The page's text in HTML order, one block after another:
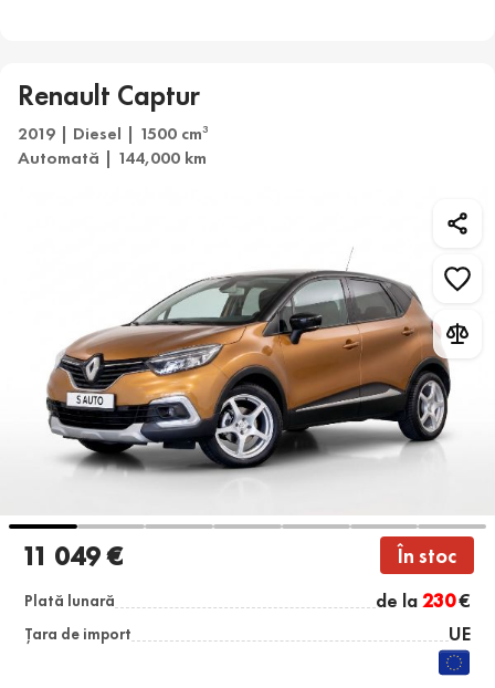
Renault Captur
2019 | Diesel | 1500 cm3
Automată | 144,000 km
11 049 € În stoc
Plată lunară de la230€
Țara de import UE